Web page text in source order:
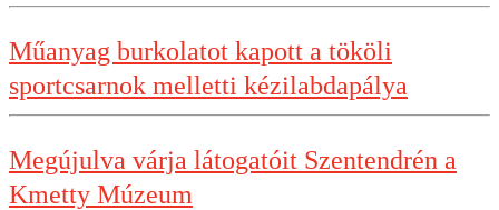
Műanyag burkolatot kapott a tököli
sportcsarnok melletti kézilabdapálya
Megújulva várja látogatóit Szentendrén a
Kmetty Múzeum